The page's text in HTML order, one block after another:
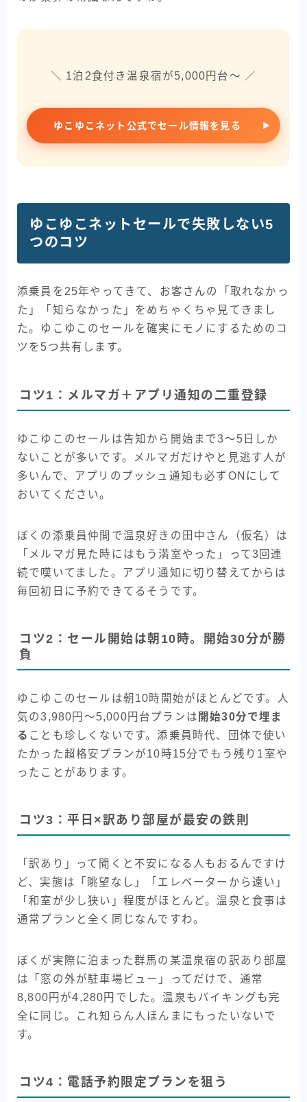
＼ 1泊2食付き温泉宿が5,000円台〜 ／
ゆこゆこネット公式でセール情報を見る
ゆこゆこネットセールで失敗しない5
つのコツ
添乗員を25年やってきて、お客さんの「取れなかっ
た」「知らなかった」をめちゃくちゃ見てきまし
た。ゆこゆこのセールを確実にモノにするためのコ
ツを5つ共有します。
コツ1：メルマガ＋アプリ通知の二重登録
ゆこゆこのセールは告知から開始まで3〜5日しか
ないことが多いです。メルマガだけやと見逃す人が
多いんで、アプリのプッシュ通知も必ずONにして
おいてください。
ぼくの添乗員仲間で温泉好きの田中さん（仮名）は
「メルマガ見た時にはもう満室やった」って3回連
続で嘆いてました。アプリ通知に切り替えてからは
毎回初日に予約できてるそうです。
コツ2：セール開始は朝10時。開始30分が勝
負
ゆこゆこのセールは朝10時開始がほとんどです。人
気の3,980円〜5,000円台プランは 開始30分で埋ま
る ことも珍しくないです。添乗員時代、団体で使い
たかった超格安プランが10時15分でもう残り1室や
ったことがあります。
コツ3：平日×訳あり部屋が最安の鉄則
「訳あり」って聞くと不安になる人もおるんですけ
ど、実態は「眺望なし」「エレベーターから遠い」
「和室が少し狭い」程度がほとんど。温泉と食事は
通常プランと全く同じなんですわ。
ぼくが実際に泊まった群馬の某温泉宿の訳あり部屋
は「窓の外が駐車場ビュー」ってだけで、通常
8,800円が4,280円でした。温泉もバイキングも完
全に同じ。これ知らん人ほんまにもったいないで
す。
コツ4：電話予約限定プランを狙う